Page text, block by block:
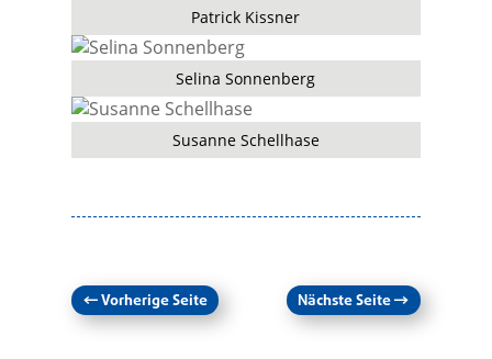
Patrick Kissner
Selina Sonnenberg
Susanne Schellhase
←Vorherige Seite Nächste Seite→